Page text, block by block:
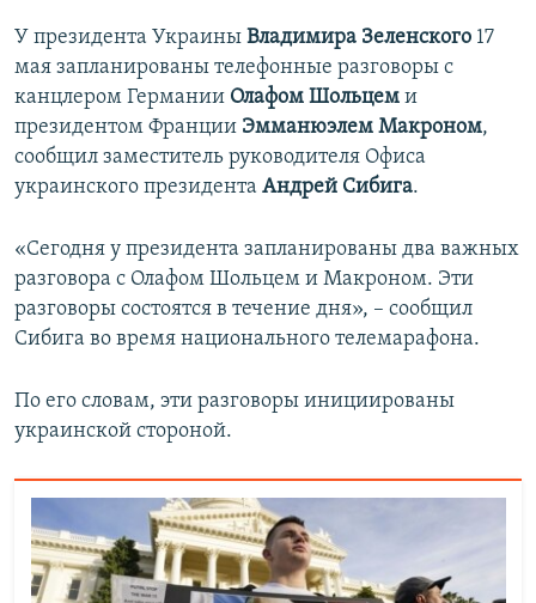
У президента Украины Владимира Зеленского 17
мая запланированы телефонные разговоры с
канцлером Германии Олафом Шольцем и
президентом Франции Эмманюэлем Макроном,
сообщил заместитель руководителя Офиса
украинского президента Андрей Сибига.
«Сегодня у президента запланированы два важных
разговора с Олафом Шольцем и Макроном. Эти
разговоры состоятся в течение дня», – сообщил
Сибига во время национального телемарафона.
По его словам, эти разговоры инициированы
украинской стороной.